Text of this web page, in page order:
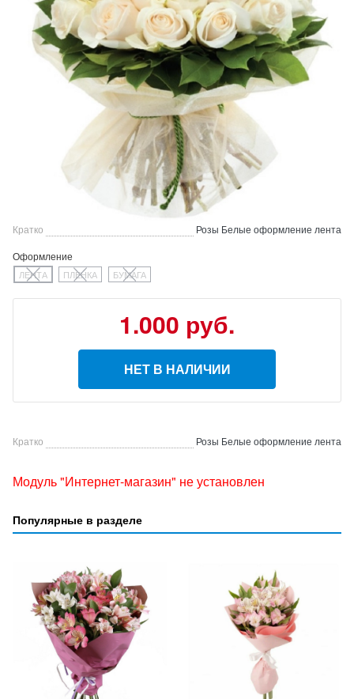
Кратко
Розы Белые оформление лента
Оформление
ЛЕНТА ПЛЕНКА БУМАГА
1.000 руб.
НЕТ В НАЛИЧИИ
Кратко Розы Белые оформление лента
Модуль "Интернет-магазин" не установлен
Популярные в разделе